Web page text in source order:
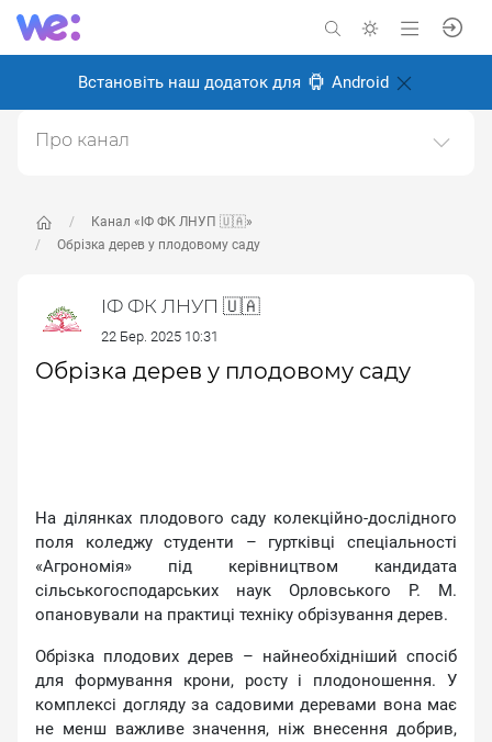
Встановіть наш додаток для Android
Канал «ІФ ФК ЛНУП 🇺🇦»
Обрізка дерев у плодовому саду
ІФ ФК ЛНУП 🇺🇦
22 Бер. 2025 10:31
Обрізка дерев у плодовому саду
На ділянках плодового саду колекційно-дослідного
поля коледжу студенти – гуртківці спеціальності
«Агрономія» під керівництвом кандидата
сільськогосподарських наук Орловського Р. М.
опановували на практиці техніку обрізування дерев.
Обрізка плодових дерев – найнеобхідніший спосіб
для формування крони, росту і плодоношення. У
комплексі догляду за садовими деревами вона має
не менш важливе значення, ніж внесення добрив,
Про канал
Університету Природокористування 🌳